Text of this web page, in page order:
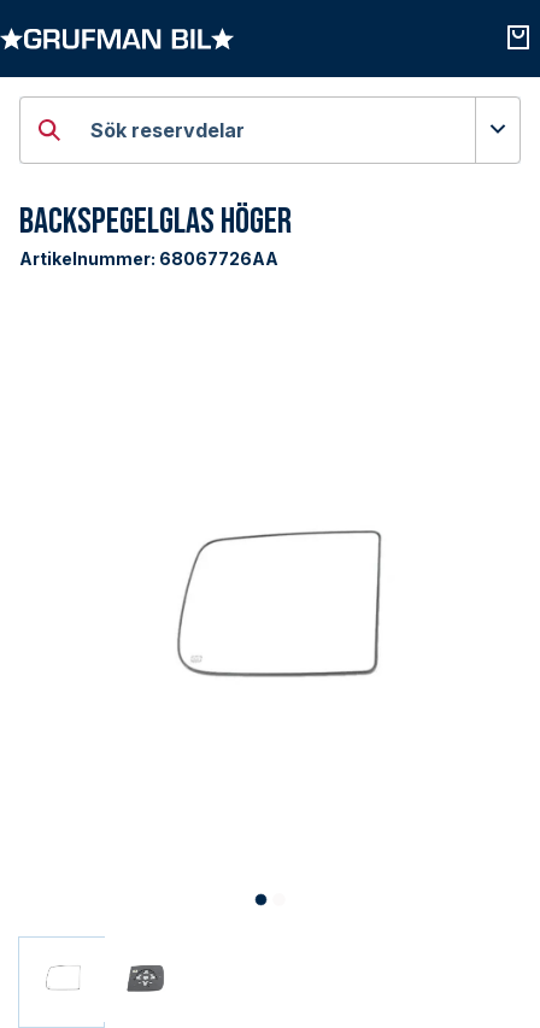
Sök reservdelar
Backspegelglas Höger
Artikelnummer: 68067726AA